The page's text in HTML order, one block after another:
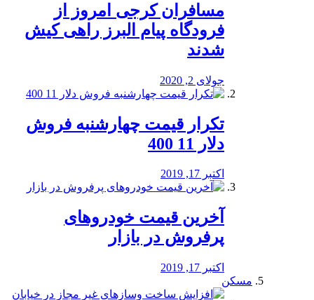
مسافران کرجی امروز از
فرودگاه پیام البرز راهی کیش
شدند
جولای 2, 2020
تکرار قیمت چهارشنبه فروش
دلار 11 400
اکتبر 17, 2019
آخرین قیمت خودرو‌های
پرفروش در بازار
اکتبر 17, 2019
مسکن